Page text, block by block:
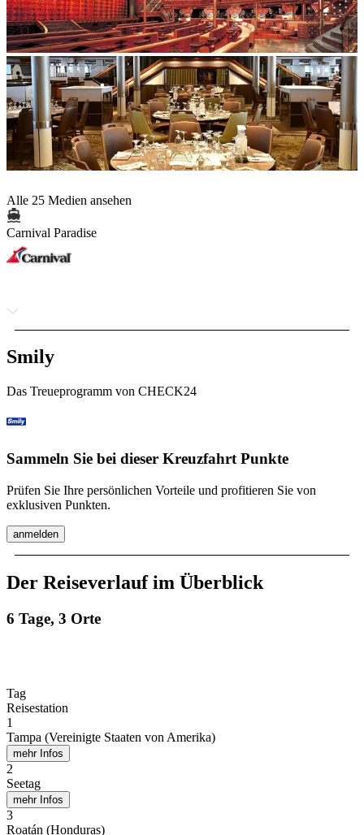
Alle 25 Medien ansehen
Carnival Paradise
Smily
Das Treueprogramm von CHECK24
Sammeln Sie bei dieser Kreuzfahrt Punkte
Prüfen Sie Ihre persönlichen Vorteile und profitieren Sie von
exklusiven Punkten.
anmelden
Der Reiseverlauf im Überblick
6 Tage, 3 Orte
Tag
Reisestation
1
Tampa (Vereinigte Staaten von Amerika)
mehr Infos
2
Seetag
mehr Infos
3
Roatán (Honduras)